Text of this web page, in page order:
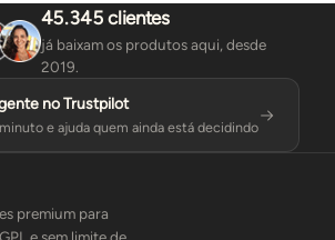
45.345 clientes
já baixam os produtos aqui, desde
2019.
no Trustpilot
e ajuda quem ainda está decidindo
premium para